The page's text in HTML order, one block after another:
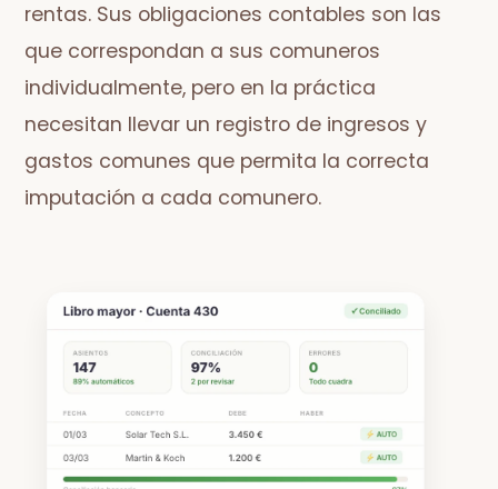
rentas. Sus obligaciones contables son las
que correspondan a sus comuneros
individualmente, pero en la práctica
necesitan llevar un registro de ingresos y
gastos comunes que permita la correcta
imputación a cada comunero.